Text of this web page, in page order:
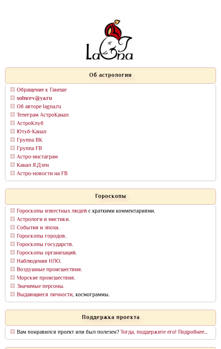
Об астрологии
Обращение к Ганеше
solncev@ya.ru
Об авторе lagna.ru
Телеграм АстроКанал
АстроКлуб
Ютуб-Канал
Группа ВК
Группа FB
Астро-инстаграм
Канал Я.Дзен
Астро-новости на FB
Гороскопы
Гороскопы известных людейс краткими комментариями.
Астрологи и мистики.
События и эпохи.
Гороскопы городов.
Гороскопы государств.
Гороскопы организаций.
Наблюдения НЛО.
Воздушные происшествия.
Морские происшествия.
Значимые персоны.
Выдающиеся личности, космограммы.
Поддержка проекта
Вам понравился проект или был полезен?Тогда, поддержите его! Подробнее...